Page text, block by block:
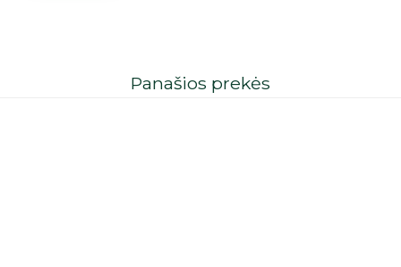
Panašios prekės